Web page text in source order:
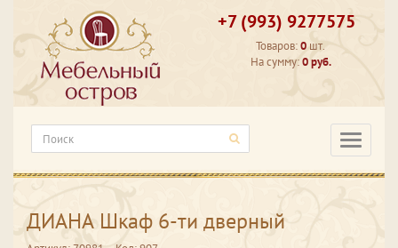
+7 (993) 9277575
Товаров:0 шт.
На сумму:0 руб.
ДИАНА Шкаф 6-ти дверный